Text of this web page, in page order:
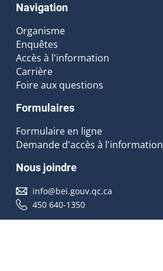
Navigation
Organisme
Enquêtes
Accès à l'information
Carrière
Foire aux questions
Formulaires
Formulaire en ligne
Demande d'accès à l'information
Nous joindre
info@bei.gouv.qc.ca
450 640-1350